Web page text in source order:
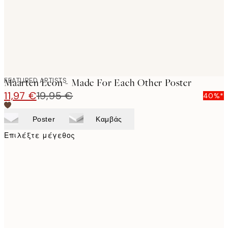
FEATURED ARTISTS
Maarten Leon - Made For Each Other Poster
11,97 €19,95 € 40%*
Poster Καμβάς
Επιλέξτε μέγεθος